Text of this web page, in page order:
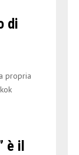
di
propria
è il